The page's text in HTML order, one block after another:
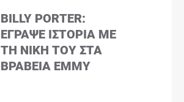
BILLY PORTER:
ΈΓΡΑΨΕ ΙΣΤΟΡΊΑ ΜΕ
ΤΗ ΝΊΚΗ ΤΟΥ ΣΤΑ
ΒΡΑΒΕΊΑ EMMY